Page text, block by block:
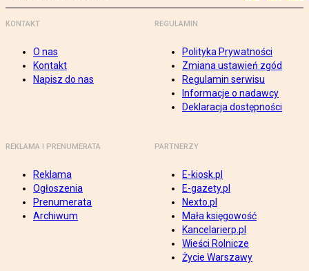
KONTAKT
O nas
Kontakt
Napisz do nas
REGULAMIN
Polityka Prywatności
Zmiana ustawień zgód
Regulamin serwisu
Informacje o nadawcy
Deklaracja dostępności
REKLAMA I PRENUMERATA
Reklama
Ogłoszenia
Prenumerata
Archiwum
PARTNERZY
E-kiosk.pl
E-gazety.pl
Nexto.pl
Mała księgowość
Kancelarierp.pl
Wieści Rolnicze
Życie Warszawy